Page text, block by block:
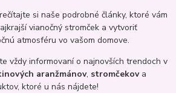
si naše podrobné články, ktoré vám
vianočný stromček a vytvoriť
atmosféru vo vašom domove.
vždy informovaní o najnovších trendoch v
aranžmánov, stromčekova
ktoré u nás nájdete!